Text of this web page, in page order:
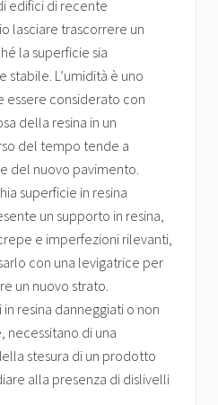
edifici di recente
lasciare trascorrere un
la superficie sia
L’umidità è uno
considerato con
della resina in un
del tempo tende a
del nuovo pavimento.
superficie in resina
un supporto in resina,
e imperfezioni rilevanti,
con una levigatrice per
un nuovo strato.
resina danneggiati o non
di una
stesura di un prodotto
alla presenza di dislivelli